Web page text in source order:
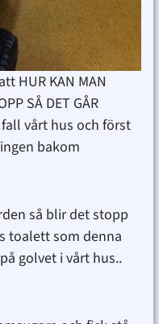
HUR KAN MAN
SÅ DET GÅR
vårt hus och först
bakom
så blir det stopp
toalett som denna
golvet i vårt hus..